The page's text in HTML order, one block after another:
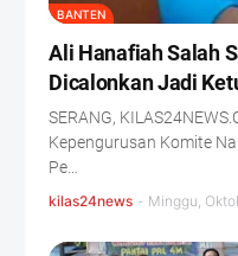
BANTEN
Ali Hanafiah Salah
Dicalonkan Jadi
SERANG,
Kepengurusan Komite
Pe…
kilas24news - Minggu,